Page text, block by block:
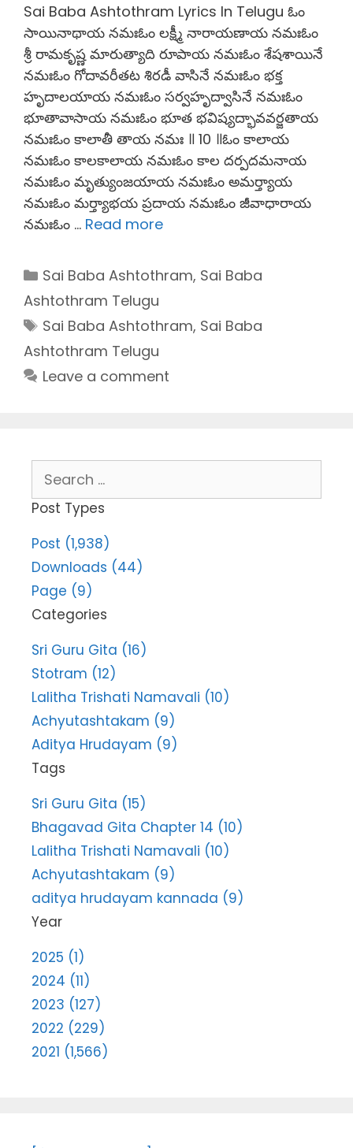
Sai Baba Ashtothram Lyrics In Telugu ఓం
సాయినాథాయ నమఃఓం లక్ష్మీ నారాయణాయ నమఃఓం
శ్రీ రామకృష్ణ మారుత్యాది రూపాయ నమఃఓం శేషశాయినే
నమఃఓం గోదావరీతట శిరడీ వాసినే నమఃఓం భక్త
హృదాలయాయ నమఃఓం సర్వహృద్వాసినే నమఃఓం
భూతావాసాయ నమఃఓం భూత భవిష్యద్భావవర్జతాయ
నమఃఓం కాలాతీ తాయ నమః ॥ 10 ॥ఓం కాలాయ
నమఃఓం కాలకాలాయ నమఃఓం కాల దర్పదమనాయ
నమఃఓం మృత్యుంజయాయ నమఃఓం అమర్త్యాయ
నమఃఓం మర్త్యాభయ ప్రదాయ నమఃఓం జీవాధారాయ
నమఃఓం … Read more
Categories
Sai Baba Ashtothram, Sai Baba
Ashtothram Telugu
Tags
Sai Baba Ashtothram, Sai Baba
Ashtothram Telugu
Leave a comment
for:
Post Types
Post (1,938)
Downloads (44)
Page (9)
Categories
Sri Guru Gita (16)
Stotram (12)
Lalitha Trishati Namavali (10)
Achyutashtakam (9)
Aditya Hrudayam (9)
Tags
Sri Guru Gita (15)
Bhagavad Gita Chapter 14 (10)
Lalitha Trishati Namavali (10)
Achyutashtakam (9)
aditya hrudayam kannada (9)
Year
2025 (1)
2024 (11)
2023 (127)
2022 (229)
2021 (1,566)